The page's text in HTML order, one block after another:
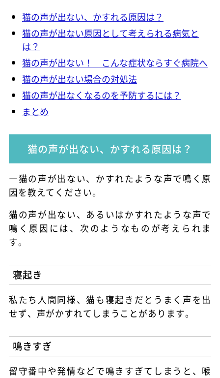
猫の声が出ない、かすれる原因は？
猫の声が出ない原因として考えられる病気と
は？
猫の声が出ない！ こんな症状ならすぐ病院へ
猫の声が出ない場合の対処法
猫の声が出なくなるのを予防するには？
まとめ
猫の声が出ない、かすれる原因は？
―猫の声が出ない、かすれたような声で鳴く原
因を教えてください。
猫の声が出ない、あるいはかすれたような声で
鳴く原因には、次のようなものが考えられま
す。
寝起き
私たち人間同様、猫も寝起きだとうまく声を出
せず、声がかすれてしまうことがあります。
鳴きすぎ
留守番中や発情などで鳴きすぎてしまうと、喉